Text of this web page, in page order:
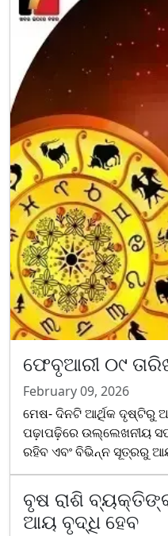
ଫେବୃଆରୀ ୦୯
February 09, 2026
ମେଷ- ଦିନଟି ଆର୍ଥିକ ଦୃଷ୍ଟିରୁ
ପଢ଼ାପଢ଼ିରେ ଉଲ୍ଲେଖନୀୟ
ରହିବ ଏବଂ ବିଭିନ୍ନ ସୂତ୍ରରୁ
ବୃଷ ରାଶି
ଆୟ ବୃଦ୍ଧି ହେବ